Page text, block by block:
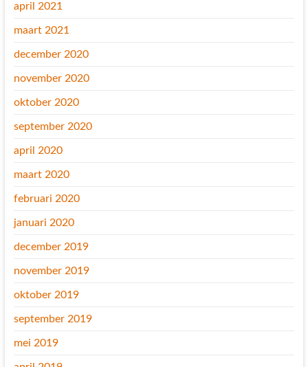
april 2021
maart 2021
december 2020
november 2020
oktober 2020
september 2020
april 2020
maart 2020
februari 2020
januari 2020
december 2019
november 2019
oktober 2019
september 2019
mei 2019